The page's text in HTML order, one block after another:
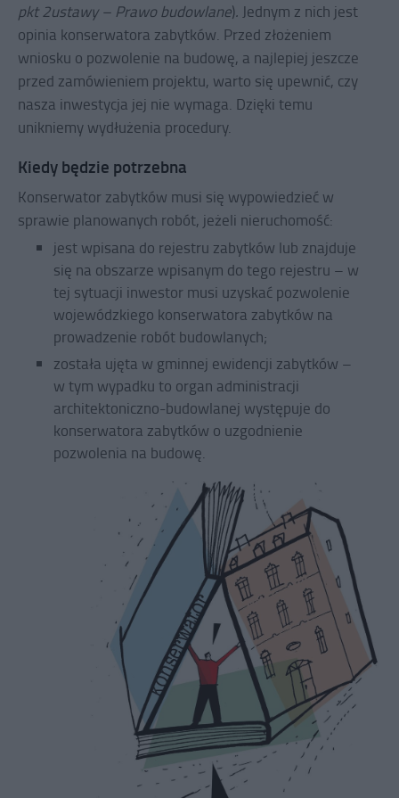
pkt 2ustawy – Prawo budowlane). Jednym z nich jest
opinia konserwatora zabytków. Przed złożeniem
wniosku o pozwolenie na budowę, a najlepiej jeszcze
przed zamówieniem projektu, warto się upewnić, czy
nasza inwestycja jej nie wymaga. Dzięki temu
unikniemy wydłużenia procedury.
Kiedy będzie potrzebna
Konserwator zabytków musi się wypowiedzieć w
sprawie planowanych robót, jeżeli nieruchomość:
jest wpisana do rejestru zabytków lub znajduje
się na obszarze wpisanym do tego rejestru – w
tej sytuacji inwestor musi uzyskać pozwolenie
wojewódzkiego konserwatora zabytków na
prowadzenie robót budowlanych;
została ujęta w gminnej ewidencji zabytków –
w tym wypadku to organ administracji
architektoniczno-budowlanej występuje do
konserwatora zabytków o uzgodnienie
pozwolenia na budowę.